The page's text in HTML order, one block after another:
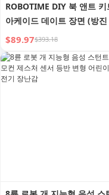
ROBOTIME DIY 북 앤트 키
아케이드 데이트 장면 (방진
버 포함), 3D 나무 미니어처
의 집 퍼즐, 창의적인 책꽂이
식, 성인용 독특한 선물
$89.97$393.18